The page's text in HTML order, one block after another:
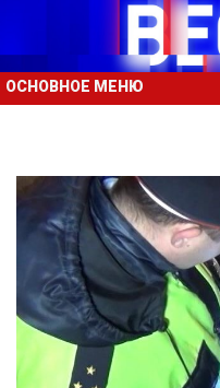
ОСНОВНОЕ МЕНЮ